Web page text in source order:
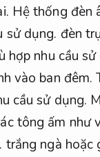
Hệ thống đèn
sử dụng. đèn
hợp nhu cầu
vào ban đêm.
cầu sử dụng.
tông ấm như
trắng ngà hoặc